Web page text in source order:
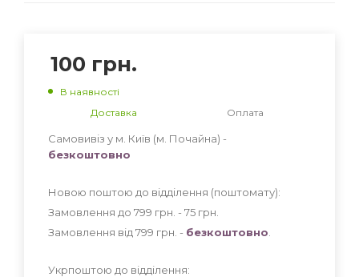
100 грн.
В наявності
Доставка
Оплата
Самовивіз у м. Київ (м. Почайна) -
безкоштовно
Новою поштою до відділення (поштомату):
Замовлення до 799 грн. - 75 грн
Замовлення від 799 грн. - безкоштовно
Укрпоштою до відділення: